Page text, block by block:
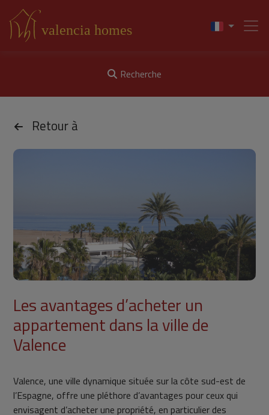
Recherche
Retour à
Les avantages d’acheter un
appartement dans la ville de
Valence
Valence, une ville dynamique située sur la côte sud-est de
l’Espagne, offre une pléthore d’avantages pour ceux qui
envisagent d’acheter une propriété, en particulier des